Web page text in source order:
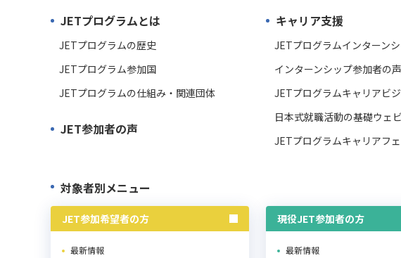
JETプログラムとは
JETプログラムの歴史
JETプログラム参加国
JETプログラムの仕組み・関連団体
JET参加者の声
キャリア支援
JETプログラムインターン
インターンシップ参加者の声
JETプログラムキャリアビ
日本式就職活動の基礎ウェ
JETプログラムキャリアフ
対象者別メニュー
JET参加希望者の方
最新情報
現役JET参加者の方
最新情報